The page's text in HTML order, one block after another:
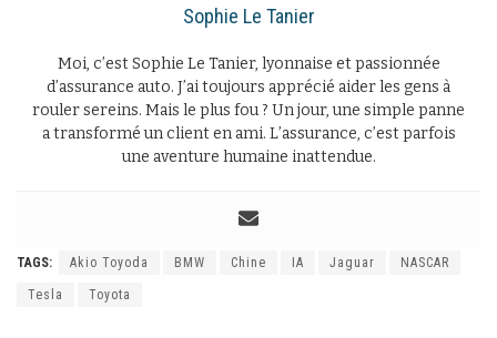
Sophie Le Tanier
Moi, c’est Sophie Le Tanier, lyonnaise et passionnée
d’assurance auto. J’ai toujours apprécié aider les gens à
rouler sereins. Mais le plus fou ? Un jour, une simple panne
a transformé un client en ami. L’assurance, c’est parfois
une aventure humaine inattendue.
TAGS: Akio Toyoda BMW Chine IA Jaguar NASCAR
Tesla Toyota